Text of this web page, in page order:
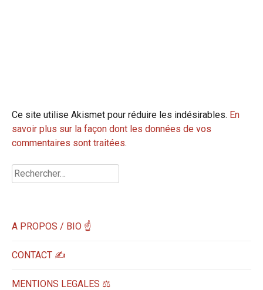
Ce site utilise Akismet pour réduire les indésirables. En
savoir plus sur la façon dont les données de vos
commentaires sont traitées.
Rechercher :
A PROPOS / BIO ☝
CONTACT ✍️
MENTIONS LEGALES ⚖️